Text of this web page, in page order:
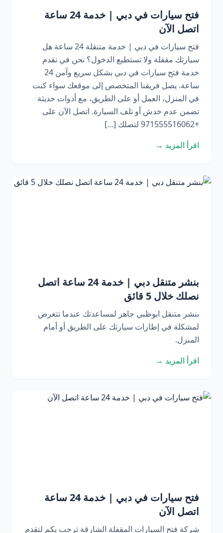
فتح سيارات في دبي | خدمة 24 ساعة
اتصل الآن
فتح سيارات في دبي | خدمة متنقلة 24 ساعة هل
سيارتك مقفلة ولا تستطيع الدخول؟ نحن في نقدم
خدمة فتح سيارات في دبي بشكل سريع وآمن 24
ساعة. يصل فريقنا المتخصص إلى موقعك سواء كنت
في المنزل، العمل أو على الطريق، مع أدوات حديثة
تضمن عدم خدش أو تلف السيارة. اتصل الآن على
+971555516062 لتصلك […]
اقرأ المزيد →
بنشر متنقل دبي | خدمة 24 ساعة اتصل
نصلك خلال 5 قائق
بنشر متنقل ابوظبي جاهز لمساعدتك عندما تتعرض
لمشكلة في إطارات سيارتك على الطريق أو أمام
المنزل.
اقرأ المزيد →
فتح سيارات في دبي | خدمة 24 ساعة
اتصل الآن
شركة فتح السيارات المقفلة الشارقة ترحب بكم لتقدم